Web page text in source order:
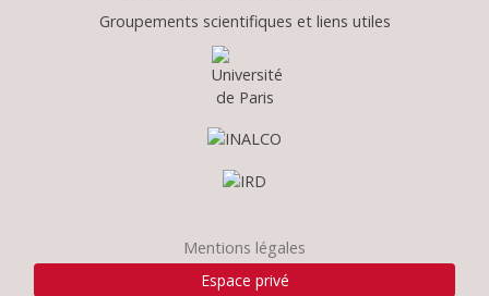
Groupements scientifiques et liens utiles
Mentions légales
Espace privé